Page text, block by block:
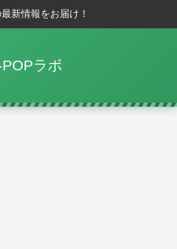
新情報をお届け！
ラボ